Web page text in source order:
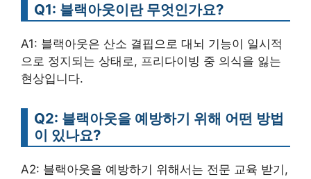
Q1: 블랙아웃이란 무엇인가요?
A1: 블랙아웃은 산소 결핍으로 대뇌 기능이 일시적
으로 정지되는 상태로, 프리다이빙 중 의식을 잃는
현상입니다.
Q2: 블랙아웃을 예방하기 위해 어떤 방법
이 있나요?
A2: 블랙아웃을 예방하기 위해서는 전문 교육 받기,